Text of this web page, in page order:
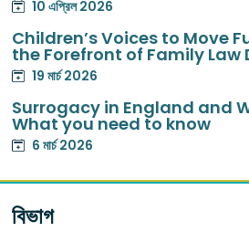
10 এপ্রিল 2026
Children’s Voices to Move
the Forefront of Family Law
19 মার্চ 2026
Surrogacy in England and
What you need to know
6 মার্চ 2026
বিভাগ